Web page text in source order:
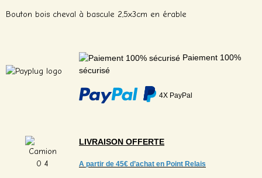
Bouton bois cheval à bascule 2,5x3cm en érable
Paiement 100%
sécurisé
4X PayPal
LIVRAISON OFFERTE
A partir de 45€ d’achat en Point Relais